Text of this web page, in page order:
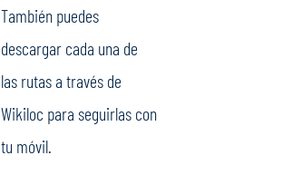
También puedes
descargar cada una de
las rutas a través de
Wikiloc para seguirlas con
tu móvil.